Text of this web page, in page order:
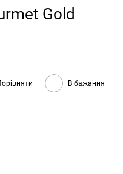
Gold
В бажання